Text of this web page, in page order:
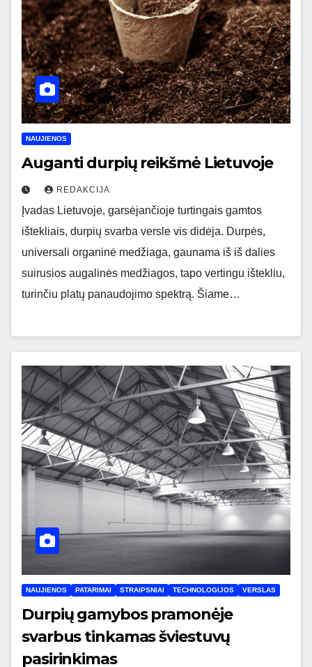
NAUJIENOS
Auganti durpių reikšmė Lietuvoje
REDAKCIJA
Įvadas Lietuvoje, garsėjančioje turtingais gamtos
ištekliais, durpių svarba versle vis didėja. Durpės,
universali organinė medžiaga, gaunama iš iš dalies
suirusios augalinės medžiagos, tapo vertingu ištekliu,
turinčiu platų panaudojimo spektrą. Šiame…
NAUJIENOS PATARIMAI STRAIPSNIAI TECHNOLOGIJOS VERSLAS
Durpių gamybos pramonėje
svarbus tinkamas šviestuvų
pasirinkimas